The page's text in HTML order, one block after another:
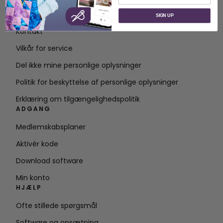
Om SVP Worldwide
Kontakt
Vilkår for service
Del ikke mine personlige oplysninger
Politik for beskyttelse af personlige oplysninger
Erklæring om tilgængelighedspolitik
ADGANG
Medlemskabsplaner
Aktivér kode
Download software
Min konto
HJÆLP
Ofte stillede spørgsmål
SIGN UP